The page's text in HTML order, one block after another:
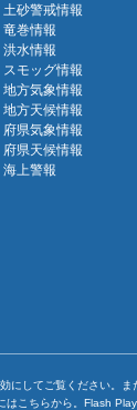
土砂警戒情報
竜巻情報
洪水情報
スモッグ情報
地方気象情報
地方天候情報
府県気象情報
府県天候情報
海上警報
にしてご覧ください。
は こちらから。Flash